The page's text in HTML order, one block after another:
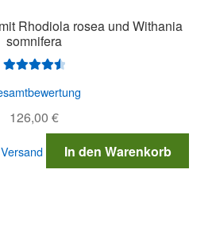
Rhodiola rosea und Withania
somnifera
mit4.64
von 5
126,00 €
Versand In den Warenkorb